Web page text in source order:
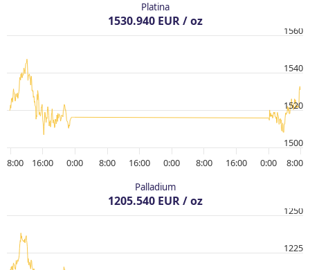
Platina
1530.940 EUR / oz
8:00 16:00 0:00 8:00 16:00 0:00 8:00 16:00 0:00 8:00
1500
1520
1540
1560
Palladium
1205.540 EUR / oz
1225
1250